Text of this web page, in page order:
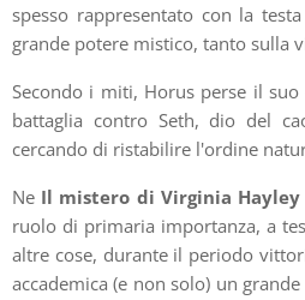
spesso rappresentato con la
grande potere mistico, tanto sulla
Secondo i miti, Horus perse il
battaglia contro Seth, dio del
cercando di ristabilire l'ordine
Ne Il mistero di Virginia Hayley
ruolo di primaria importanza, a
altre cose, durante il periodo
accademica (e non solo) un